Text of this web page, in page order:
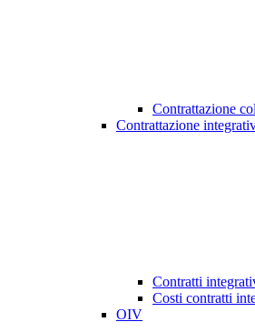
Contrattazione
Contrattazione
Contratti
Costi contratti
OIV